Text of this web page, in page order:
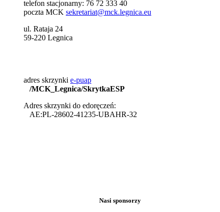
telefon stacjonarny: 76 72 333 40
poczta MCK sekretariat@mck.legnica.eu
ul. Rataja 24
59-220 Legnica
adres skrzynki e-puap
/MCK_Legnica/SkrytkaESP
Adres skrzynki do edoręczeń:
AE:PL-28602-41235-UBAHR-32
Nasi sponsorzy